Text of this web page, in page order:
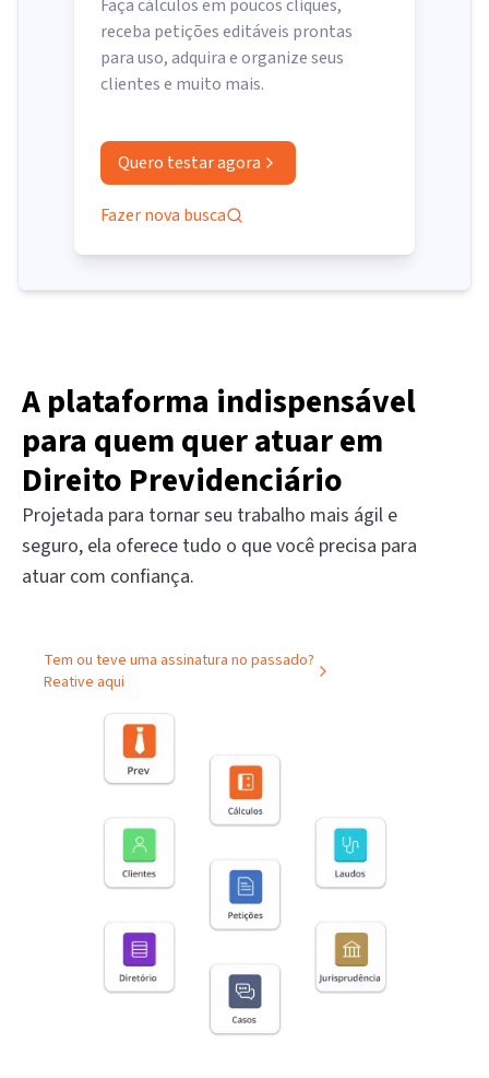
Faça cálculos em poucos cliques,
receba petições editáveis prontas
para uso, adquira e organize seus
clientes e muito mais.
Quero testar agora
Fazer nova busca
A plataforma indispensável
para quem quer atuar em
Direito Previdenciário
Projetada para tornar seu trabalho mais ágil e
seguro, ela oferece tudo o que você precisa para
atuar com confiança.
Tem ou teve uma assinatura no passado?
Reative aqui